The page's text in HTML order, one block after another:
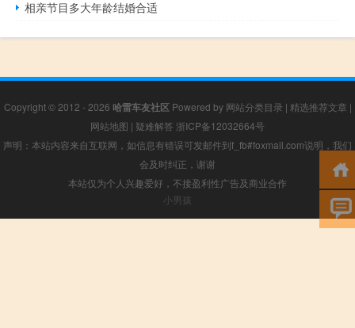
相亲节目多大年龄结婚合适
Copyright © 2012 - 2026 哈雷车友社区Powered by 网站分类目录 | 精选推荐文章 |
网站地图 | 疑难解答 浙ICP备12032664号
声明：本站内容来自互联网，如信息有错误可发邮件到f_fb#foxmail.com说明，我们
会及时纠正，谢谢
本站仅为个人兴趣爱好，不接盈利性广告及商业合作
小男孩